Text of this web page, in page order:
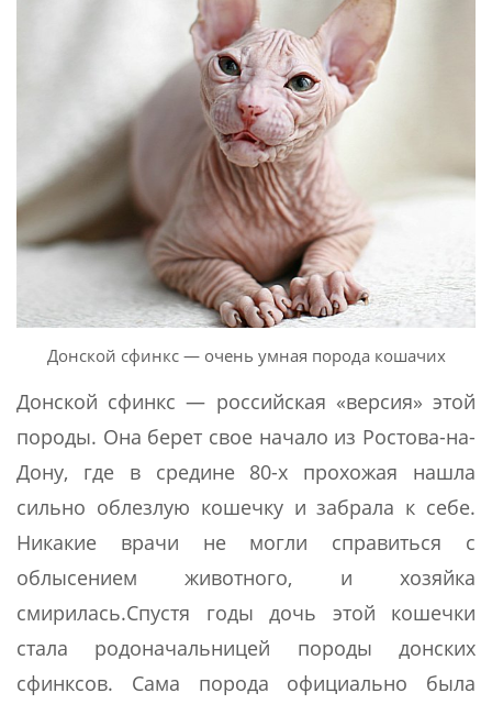
Донской сфинкс — очень умная порода кошачих
Донской сфинкс — российская «версия» этой
породы. Она берет свое начало из Ростова-на-
Дону, где в средине 80-х прохожая нашла
сильно облезлую кошечку и забрала к себе.
Никакие врачи не могли справиться с
облысением животного, и хозяйка
смирилась.Спустя годы дочь этой кошечки
стала родоначальницей породы донских
сфинксов. Сама порода официально была